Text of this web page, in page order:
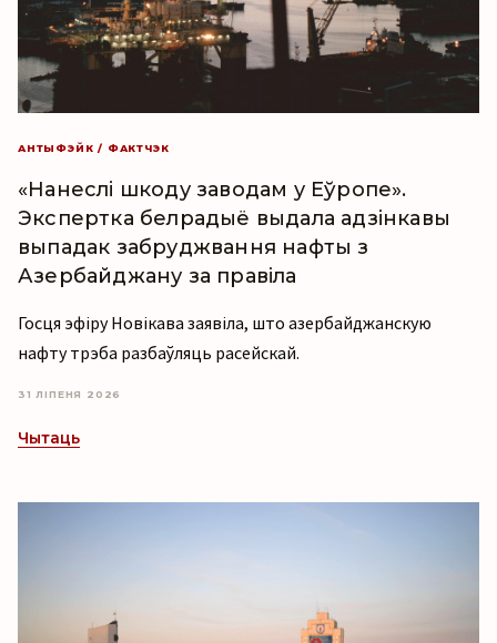
АНТЫФЭЙК / ФАКТЧЭК
«Нанеслі шкоду заводам у Еўропе».
Экспертка белрадыё выдала адзінкавы
выпадак забруджвання нафты з
Азербайджану за правіла
Госця эфіру Новікава заявіла, што азербайджанскую
нафту трэба разбаўляць расейскай.
31 ЛІПЕНЯ 2026
Чытаць